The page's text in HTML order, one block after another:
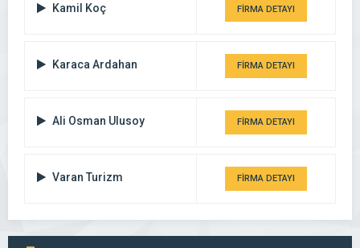
Kamil Koç FİRMA DETAYI
Karaca Ardahan FİRMA DETAYI
Ali Osman Ulusoy FİRMA DETAYI
Varan Turizm FİRMA DETAYI